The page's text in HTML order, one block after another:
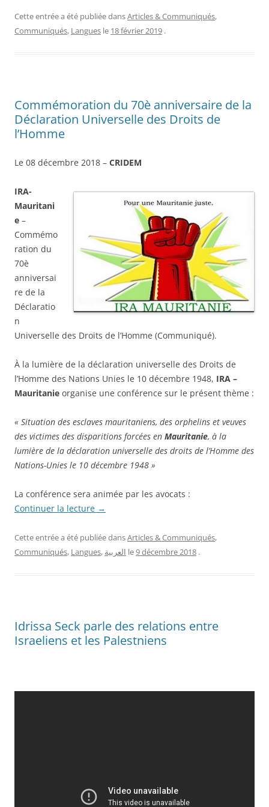
Cette entrée a été publiée dansArticles & Communiqués,
Communiqués, Langues le 18 février 2019 .
Commémoration du 70è anniversaire de la
Déclaration Universelle des Droits de
l’Homme
Le 08 décembre 2018 – CRIDEM
IRA-
Mauritani
e –
Commémo
ration du
70è
anniversai
re de la
Déclaratio
n
Universelle des Droits de l’Homme (Communiqué).
À la lumière de la déclaration universelle des Droits de
l’Homme des Nations Unies le 10 décembre 1948, IRA –
Mauritanie organise une conférence sur le présent thème :
« Situation des esclaves mauritaniens, des orphelins et veuves
des victimes des disparitions forcées en Mauritanie, à la
lumière de la déclaration universelle des droits de l’Homme des
Nations-Unies le 10 décembre 1948 »
La conférence sera animée par les avocats :
Continuer la lecture →
Cette entrée a été publiée dansArticles & Communiqués,
Communiqués, Langues, العربية le9 décembre 2018 .
Idrissa Seck parle des relations entre
Israeliens et les Palestniens